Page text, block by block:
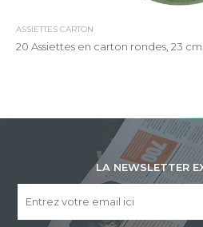
ASSIETTES CARTON
20 Assiettes en carton rondes, 23
LA NEWSLETTER